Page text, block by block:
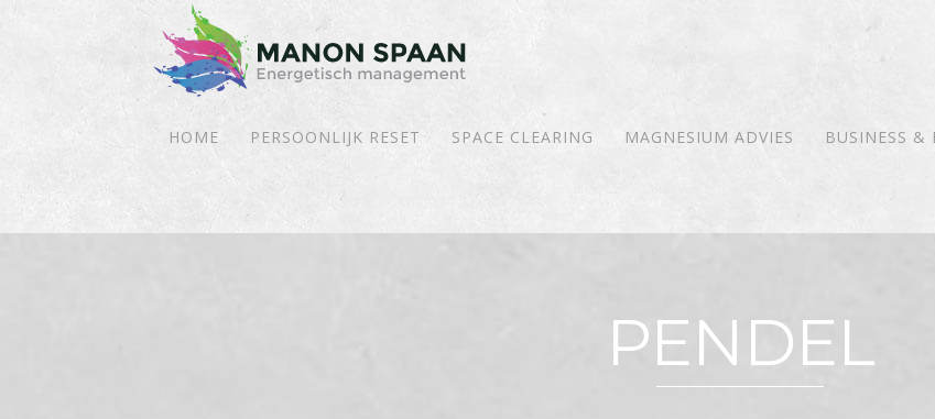
HOME PERSOONLIJK RESET SPACE CLEARING MAGNESIUM ADVIES BUSINESS &
PENDEL